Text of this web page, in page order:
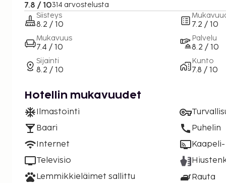
7.8 / 10314 arvostelusta
Siisteys
8.2 / 10
Mukavuus
7.4 / 10
Sijainti
8.2 / 10
7.2 / 10
Palvelu
8.2 / 10
Kunto
7.8 / 10
Hotellin mukavuudet
Ilmastointi
Baari
Internet
Televisio
Lemmikkieläimet sallittu
Puhelin
Rauta